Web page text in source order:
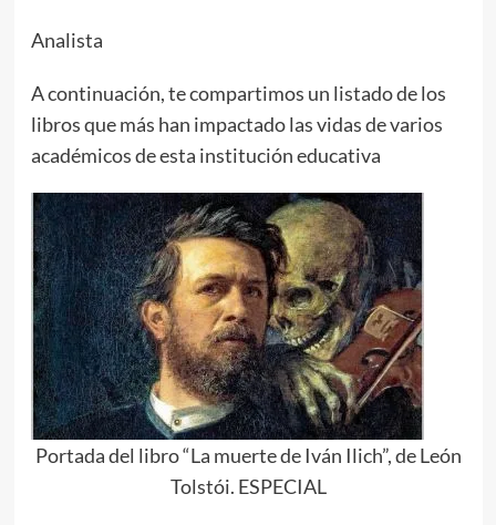
Analista
A continuación, te compartimos un listado de los
libros que más han impactado las vidas de varios
académicos de esta institución educativa
Portada del libro “La muerte de Iván Ilich”, de León
Tolstói. ESPECIAL